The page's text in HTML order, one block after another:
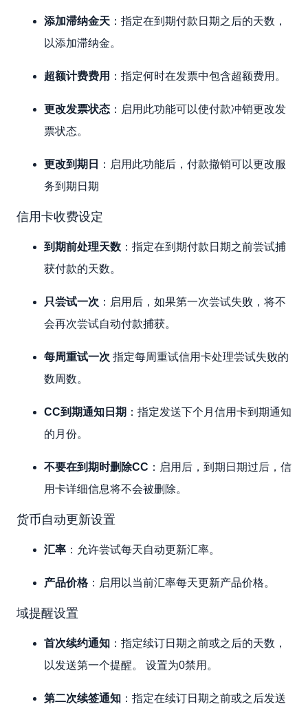
添加滞纳金天 ：指定在到期付款日期之后的天数，
以添加滞纳金。
超额计费费用 ：指定何时在发票中包含超额费用。
更改发票状态 ：启用此功能可以使付款冲销更改发
票状态。
更改到期日
：启用此功能后，付款撤销可以更改服
务到期日期
信用卡收费设定
到期前处理天数 ：指定在到期付款日期之前尝试捕
获付款的天数。
只尝试一次 ：启用后，如果第一次尝试失败，将不
会再次尝试自动付款捕获。
每周重试一次 指定每周重试信用卡处理尝试失败的
数周数。
CC到期通知日期 ：指定发送下个月信用卡到期通知
的月份。
不要在到期时删除CC ：启用后，到期日期过后，信
用卡详细信息将不会被删除。
货币自动更新设置
汇率 ：允许尝试每天自动更新汇率。
产品价格：启用以当前汇率每天更新产品价格。
域提醒设置
首次续约通知 ：指定续订日期之前或之后的天数，
以发送第一个提醒。 设置为0禁用。
第二次续签通知 ：指定在续订日期之前或之后发送